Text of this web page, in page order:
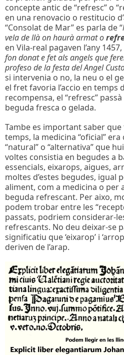
concepte antic de “refresc” o
en una renovacio o restitucio
“Consolat de Mar” es parla de “
vela de llà on haurà armat o
en Vila-real pagaven l’any 1457,
fon donat e fet als angels que
profeso de la festa del Angel
si intervenia o no, la neu o el
el fret favoria l’accio en temps
recompensa, el “refresc”
beguda fresca o gelada.
Tambe es important saber
temps, la medicina “oficial”
“natural” o “alternativa” que
voltes consistia en begudes a
essencials, eixarops, aigues,
moltes d’estes begudes, igual
aliment, com a medicina o per
beguda refrescant. Per aixo,
podem trobar entre les
passats, podriem considerar-
refrescants. No deu deixar-se
significatiu que ‘eixarop’ i
deriven de l’arap.